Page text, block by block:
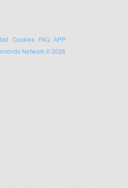
Cookies FAQ APP
Network © 2026